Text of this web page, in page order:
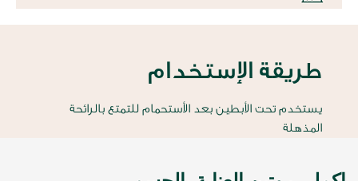
طريقة الإستخدام
يستخدم تحت الأبطين بعد الأستحمام للتمتع بالرائحة
المذهلة